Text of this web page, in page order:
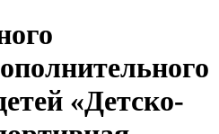
«Детско-